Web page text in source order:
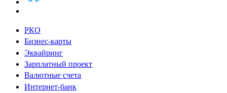
РКО
Бизнес-карты
Эквайринг
Зарплатный проект
Валютные счета
Интернет-банк